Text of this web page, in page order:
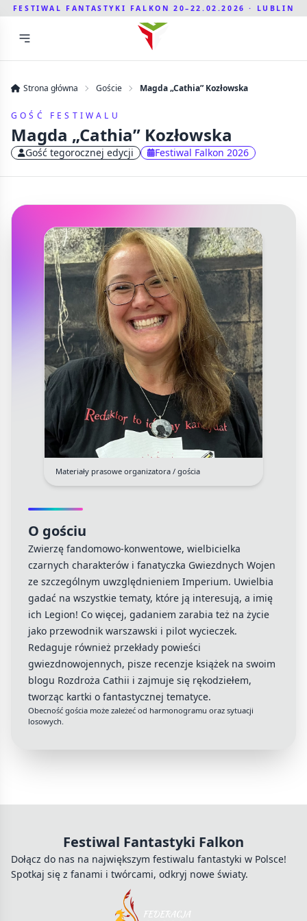
FESTIWAL FANTASTYKI FALKON 20–22.02.2026 · LUBLIN
Strona główna Goście Magda „Cathia” Kozłowska
GOŚĆ FESTIWALU
Magda „Cathia” Kozłowska
Gość tegorocznej edycji Festiwal Falkon 2026
Materiały prasowe organizatora / gościa
O gościu
Zwierzę fandomowo-konwentowe, wielbicielka
czarnych charakterów i fanatyczka Gwiezdnych Wojen
ze szczególnym uwzględnieniem Imperium. Uwielbia
gadać na wszystkie tematy, które ją interesują, a imię
ich Legion! Co więcej, gadaniem zarabia też na życie
jako przewodnik warszawski i pilot wycieczek.
Redaguje również przekłady powieści
gwiezdnowojennych, pisze recenzje książek na swoim
blogu Rozdroża Cathii i zajmuje się rękodziełem,
tworząc kartki o fantastycznej tematyce.
Obecność gościa może zależeć od harmonogramu oraz sytuacji
losowych.
Festiwal Fantastyki Falkon
Dołącz do nas na największym festiwalu fantastyki w Polsce!
Spotkaj się z fanami i twórcami, odkryj nowe światy.